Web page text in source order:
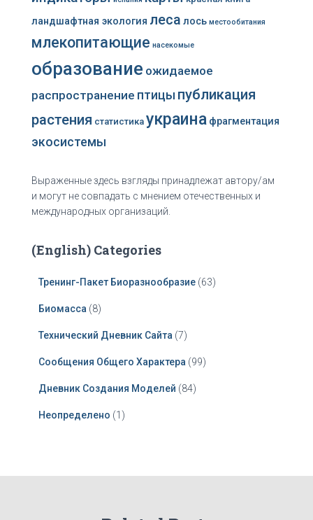
ландшафтная экология леса лось местообитания
млекопитающие насекомые
образование ожидаемое
распространение птицы публикация
растения статистика украина фрагментация
экосистемы
Выраженные здесь взгляды принадлежат автору/ам
и могут не совпадать с мнением отечественных и
международных организаций.
(English) Categories
Тренинг-Пакет Биоразнообразие (63)
Биомасса (8)
Технический Дневник Сайта (7)
Сообщения Общего Характера (99)
Дневник Создания Моделей (84)
Неопределено (1)